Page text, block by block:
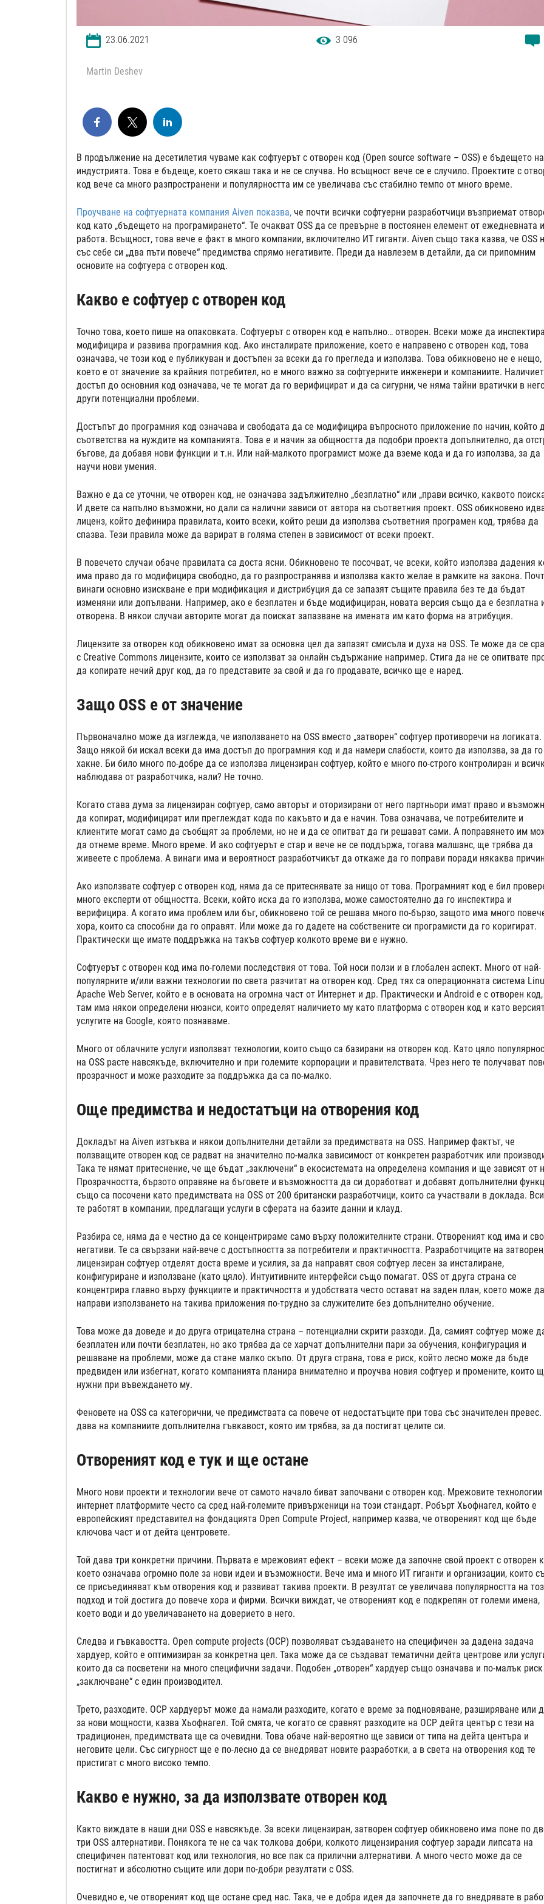
23.06.2021 3 096
Martin Deshev
В продължение на десетилетия чуваме как софтуерът с отворен код (Open source software – OSS) е бъдещето
индустрията. Това е бъдеще, което сякаш така и не се случва. Но всъщност вече се е случило. Проектите с
код вече са много разпространени и популярността им се увеличава със стабилно темпо от много време.
Проучване на софтуерната компания Aiven показва,че почти всички софтуерни разработчици възприемат
код като „бъдещето на програмирането“. Те очакват OSS да се превърне в постоянен елемент от ежедневната
работа. Всъщност, това вече е факт в много компании, включително ИТ гиганти. Aiven също така казва, че OSS
със себе си „два пъти повече“ предимства спрямо негативите. Преди да навлезем в детайли, да си припомним
основите на софтуера с отворен код.
Какво е софтуер с отворен код
Точно това, което пише на опаковката. Софтуерът с отворен код е напълно… отворен. Всеки може да
модифицира и развива програмния код. Ако инсталирате приложение, което е направено с отворен код, това
означава, че този код е публикуван и достъпен за всеки да го прегледа и използва. Това обикновено не е нещо,
което е от значение за крайния потребител, но е много важно за софтуерните инженери и компаниите.
достъп до основния код означава, че те могат да го верифицират и да са сигурни, че няма тайни вратички в
други потенциални проблеми.
Достъпът до програмния код означава и свободата да се модифицира въпросното приложение по начин, който
съответства на нуждите на компанията. Това е и начин за общността да подобри проекта допълнително, да
бъгове, да добавя нови функции и т.н. Или най-малкото програмист може да вземе кода и да го използва, за да
научи нови умения.
Важно е да се уточни, че отворен код, не означава задължително „безплатно“ или „прави всичко, каквото
И двете са напълно възможни, но дали са налични зависи от автора на съответния проект. OSS обикновено
лиценз, който дефинира правилата, които всеки, който реши да използва съответния програмен код, трябва да
спазва. Тези правила може да варират в голяма степен в зависимост от всеки проект.
В повечето случаи обаче правилата са доста ясни. Обикновено те посочват, че всеки, който използва дадения
има право да го модифицира свободно, да го разпространява и използва както желае в рамките на закона.
винаги основно изискване е при модификация и дистрибуция да се запазят същите правила без те да бъдат
изменяни или допълвани. Например, ако е безплатен и бъде модифициран, новата версия също да е безплатна
отворена. В някои случаи авторите могат да поискат запазване на имената им като форма на атрибуция.
Лицензите за отворен код обикновено имат за основна цел да запазят смисъла и духа на OSS. Те може да се
с Creative Commons лицензите, които се използват за онлайн съдържание например. Стига да не се опитвате
да копирате нечий друг код, да го представите за свой и да го продавате, всичко ще е наред.
Защо OSS е от значение
Първоначално може да изглежда, че използването на OSS вместо „затворен“ софтуер противоречи на логиката.
Защо някой би искал всеки да има достъп до програмния код и да намери слабости, които да използва, за да го
хакне. Би било много по-добре да се използва лицензиран софтуер, който е много по-строго контролиран и
наблюдава от разработчика, нали? Не точно.
Когато става дума за лицензиран софтуер, само авторът и оторизирани от него партньори имат право и
да копират, модифицират или преглеждат кода по какъвто и да е начин. Това означава, че потребителите и
клиентите могат само да съобщят за проблеми, но не и да се опитват да ги решават сами. А поправянето им
да отнеме време. Много време. И ако софтуерът е стар и вече не се поддържа, тогава малшанс, ще трябва да
живеете с проблема. А винаги има и вероятност разработчикът да откаже да го поправи поради някаква
Ако използвате софтуер с отворен код, няма да се притеснявате за нищо от това. Програмният код е бил
много експерти от общността. Всеки, който иска да го използва, може самостоятелно да го инспектира и
верифицира. А когато има проблем или бъг, обикновено той се решава много по-бързо, защото има много
хора, които са способни да го оправят. Или може да го дадете на собствените си програмисти да го коригират.
Практически ще имате поддръжка на такъв софтуер колкото време ви е нужно.
Софтуерът с отворен код има по-големи последствия от това. Той носи ползи и в глобален аспект. Много от най-
популярните и/или важни технологии по света разчитат на отворен код. Сред тях са операционната система
Apache Web Server, който е в основата на огромна част от Интернет и др. Практически и Android е с отворен
там има някои определени нюанси, които определят наличието му като платформа с отворен код и като
услугите на Google, която познаваме.
Много от облачните услуги използват технологии, които също са базирани на отворен код. Като цяло
на OSS расте навсякъде, включително и при големите корпорации и правителствата. Чрез него те получават
прозрачност и може разходите за поддръжка да са по-малко.
Още предимства и недостатъци на отворения код
Докладът на Aiven изтъква и някои допълнителни детайли за предимствата на OSS. Например фактът, че
ползващите отворен код се радват на значително по-малка зависимост от конкретен разработчик или
Така те нямат притеснение, че ще бъдат „заключени“ в екосистемата на определена компания и ще зависят от
Прозрачността, бързото оправяне на бъговете и възможността да си доработват и добавят допълнителни
също са посочени като предимствата на OSS от 200 британски разработчици, които са участвали в доклада.
те работят в компании, предлагащи услуги в сферата на базите данни и клауд.
Разбира се, няма да е честно да се концентрираме само върху положителните страни. Отвореният код има и
негативи. Те са свързани най-вече с достъпността за потребители и практичността. Разработчиците на
лицензиран софтуер отделят доста време и усилия, за да направят своя софтуер лесен за инсталиране,
конфигуриране и използване (като цяло). Интуитивните интерфейси също помагат. OSS от друга страна се
концентрира главно върху функциите и практичността и удобствата често остават на заден план, което може да
направи използването на такива приложения по-трудно за служителите без допълнително обучение.
Това може да доведе и до друга отрицателна страна – потенциални скрити разходи. Да, самият софтуер може
безплатен или почти безплатен, но ако трябва да се харчат допълнителни пари за обучения, конфигурация и
решаване на проблеми, може да стане малко скъпо. От друга страна, това е риск, който лесно може да бъде
предвиден или избегнат, когато компанията планира внимателно и проучва новия софтуер и промените, които
нужни при въвеждането му.
Феновете на OSS са категорични, че предимствата са повече от недостатъците при това със значителен превес.
дава на компаниите допълнителна гъвкавост, която им трябва, за да постигат целите си.
Отвореният код е тук и ще остане
Много нови проекти и технологии вече от самото начало биват започвани с отворен код. Мрежовите технологии
интернет платформите често са сред най-големите привърженици на този стандарт. Робърт Хьофнагел, който е
европейският представител на фондацията Open Compute Project, например казва, че отвореният код ще бъде
ключова част и от дейта центровете.
Той дава три конкретни причини. Първата е мрежовият ефект – всеки може да започне свой проект с отворен
което означава огромно поле за нови идеи и възможности. Вече има и много ИТ гиганти и организации, които
се присъединяват към отворения код и развиват такива проекти. В резултат се увеличава популярността на
подход и той достига до повече хора и фирми. Всички виждат, че отвореният код е подкрепян от големи имена,
което води и до увеличаването на доверието в него.
Следва и гъвкавостта. Open compute projects (OCP) позволяват създаването на специфичен за дадена задача
хардуер, който е оптимизиран за конкретна цел. Така може да се създават тематични дейта центрове или
които да са посветени на много специфични задачи. Подобен „отворен“ хардуер също означава и по-малък риск
„заключване“ с един производител.
Трето, разходите. OCP хардуерът може да намали разходите, когато е време за подновяване, разширяване или
за нови мощности, казва Хьофнагел. Той смята, че когато се сравнят разходите на OCP дейта център с тези на
традиционен, предимствата ще са очевидни. Това обаче най-вероятно ще зависи от типа на дейта центъра и
неговите цели. Със сигурност ще е по-лесно да се внедряват новите разработки, а в света на отворения код те
пристигат с много високо темпо.
Какво е нужно, за да използвате отворен код
Както виждате в наши дни OSS е навсякъде. За всеки лицензиран, затворен софтуер обикновено има поне по
три OSS алтернативи. Понякога те не са чак толкова добри, колкото лицензирания софтуер заради липсата на
специфичен патентоват код или технология, но все пак са прилични алтернативи. А много често може да се
постигнат и абсолютно същите или дори по-добри резултати с OSS.
Очевидно е, че отвореният код ще остане сред нас. Така, че е добра идея да започнете да го внедрявате в